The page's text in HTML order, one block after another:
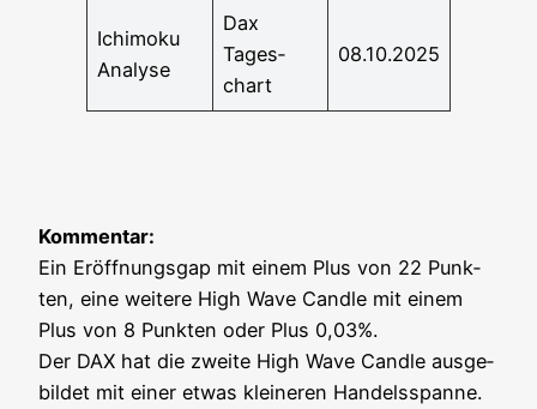
Ichi­mo­ku
Analyse
Dax
Tages­
chart
08.10.2025
Kom­men­tar:
Ein Eröff­nungs­gap mit einem Plus von 22 Punk­
ten, eine wei­te­re High Wave Cand­le mit einem
Plus von 8 Punk­ten oder Plus 0,03%.
Der DAX hat die zwei­te High Wave Cand­le aus­ge­
bil­det mit einer etwas klei­ne­ren Han­dels­span­ne.